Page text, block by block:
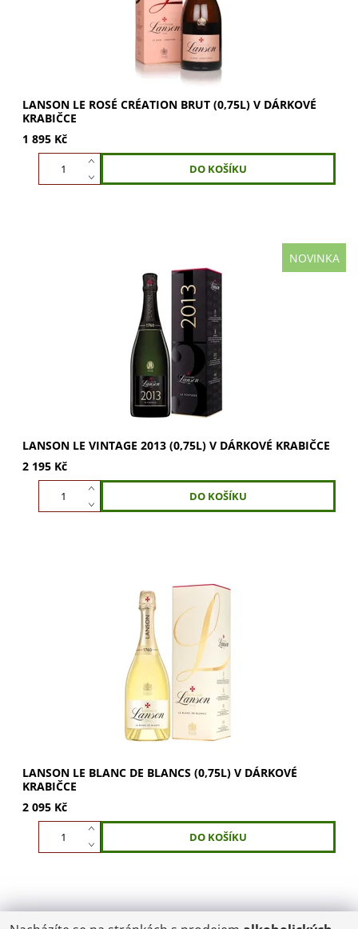
LANSON LE ROSÉ CRÉATION BRUT (0,75L) V DÁRKOVÉ
KRABIČCE
1 895 Kč
NOVINKA
Lanson Le Vintage 2013: Cuvée z Premier Cru a Grand Cru
s tóny kandovaného ovoce, medu a mandlí. Hutnost,
textura a svěžest v harmonii. Ochutnejte...
LANSON LE VINTAGE 2013 (0,75L) V DÁRKOVÉ KRABIČCE
2 195 Kč
Lanson Le Blanc de Blancs – čistota šampaňského v
dárkové krabičce Lanson Le Blanc de Blancs je šampaňské
stvořené výhradně z Chardonnay,...
LANSON LE BLANC DE BLANCS (0,75L) V DÁRKOVÉ
KRABIČCE
2 095 Kč